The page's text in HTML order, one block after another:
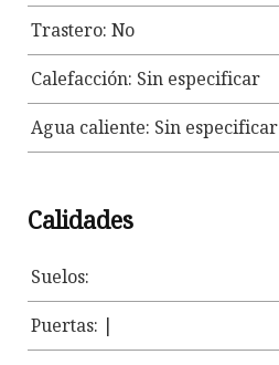
Trastero: No
Calefacción: Sin especificar
Agua caliente: Sin especificar
Calidades
Suelos:
Puertas: |